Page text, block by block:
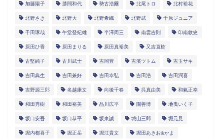
加藤陽子 勝間和代 勢古浩爾 北尾トロ 北村裕花
北野さき 北野大 北野希織 北野武 千原ジュニア
千田琢哉 午堂登紀雄 半澤周三 南雲吉則 印南敦史
原田ひ香 原田まりる 原田真裕美 又吉直樹
古堅純子 古川武士 吉岡豊 吉濱ツトム 吉玉サキ
吉田典生 吉田兼好 吉田幸弘 吉田浩 吉田潤喜
吉野源三郎 名越康文 向後千春 呉真由美 和氣正幸
和田秀樹 和田裕美 品川広平 園善博 地曳いく子
坂口安吾 坂口恭平 坂東誠 城山三郎 堀元見
堀内都喜子 堀正岳 堀江貴文 堀田あきお&かよ